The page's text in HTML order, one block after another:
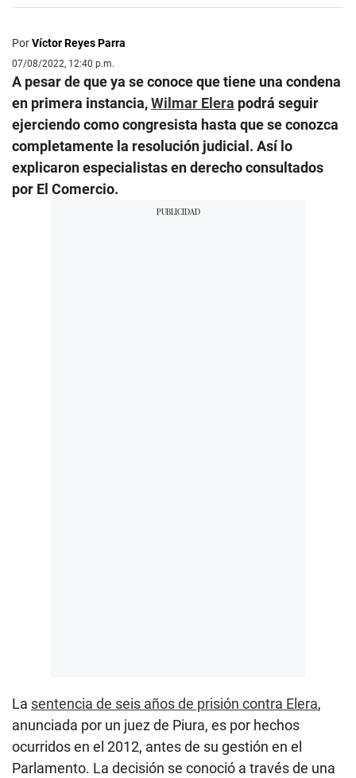
PorVíctor Reyes Parra
07/08/2022, 12:40 p.m.
A pesar de que ya se conoce que tiene una condena
en primera instancia,Wilmar Elera podrá seguir
ejerciendo como congresista hasta que se conozca
completamente la resolución judicial. Así lo
explicaron especialistas en derecho consultados
por El Comercio.
La sentencia de seis años de prisión contra Elera,
anunciada por un juez de Piura, es por hechos
ocurridos en el 2012, antes de su gestión en el
Parlamento. La decisión se conoció a través de una